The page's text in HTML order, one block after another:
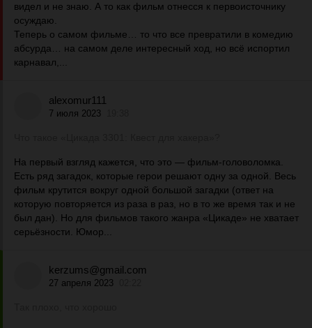
видел и не знаю. А то как фильм отнесся к первоисточнику
осуждаю.
Теперь о самом фильме… то что все превратили в комедию
абсурда… на самом деле интересный ход, но всё испортил
карнавал,...
alexomur111
7 июля 2023
На первый взгляд кажется, что это — фильм-головоломка.
Есть ряд загадок, которые герои решают одну за одной. Весь
фильм крутится вокруг одной большой загадки (ответ на
которую повторяется из раза в раз, но в то же время так и не
был дан). Но для фильмов такого жанра «Цикаде» не хватает
серьёзности. Юмор...
kerzums@gmail.com
27 апреля 2023